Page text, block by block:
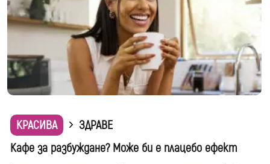
КРАСИВА
ЗДРАВЕ
Кафе за разбуждане? Може би е плацебо ефект